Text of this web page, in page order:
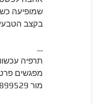
שמופיעה
בקצב
...
תרפיה
מפגשים
מור 054-6899529